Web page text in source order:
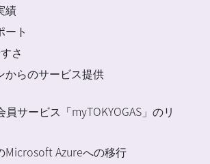
績
ート
さ
からのサービス提供
サービス「myTOKYOGAS」のリ
Microsoft Azureへの移行